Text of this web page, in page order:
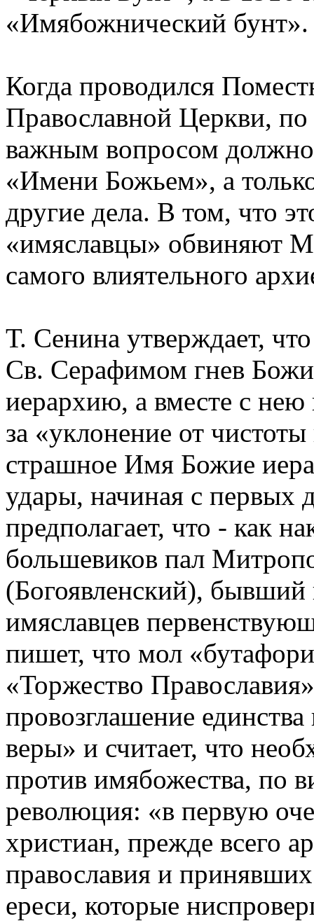
«Имябожнический бунт».
Когда проводился
Православной Церкви,
важным вопросом
«Имени Божьем», а
другие дела. В том, что
«имяславцы» обвиняют
самого влиятельного
Т. Сенина утверждает,
Св. Серафимом гнев
иерархию, а вместе с
за «уклонение от
страшное Имя Божие
удары, начиная с первых
предполагает, что - как
большевиков пал
(Богоявленский),
имяславцев
пишет, что мол
«Торжество
провозглашение
веры» и считает, что
против имябожества, по
революция: «в первую
христиан, прежде всего
православия и
ереси, которые